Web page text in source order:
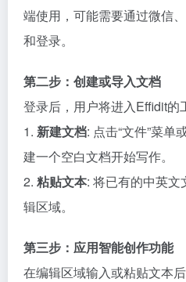
端使用，可能需要通过微信
和登录。
第二步：创建或导入文档
登录后，用户将进入Effidit的
1. 新建文档: 点击“文件”菜单
建一个空白文档开始写作。
2. 粘贴文本: 将已有的中英文
辑区域。
第三步：应用智能创作功能
在编辑区域输入或粘贴文本